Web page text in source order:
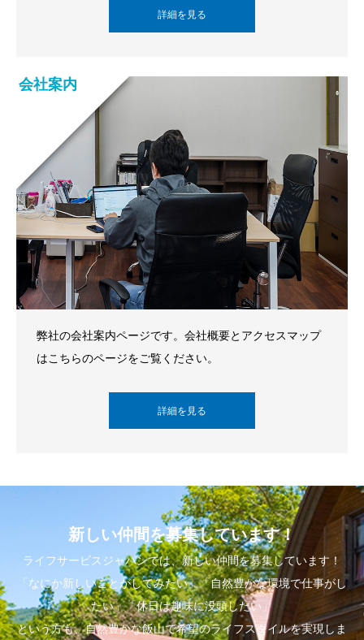
詳細を見る
会社案内
弊社の会社案内ページです。会社概要とアクセスマップ
はこちらのページをご覧ください。
詳細を見る
新しい仲間を募集しています！
ライフサービスジャパンでは、新しい仲間を募集しています！
「なにか新しいことがしてみたい」「自然豊かな環境で仕事がし
たい」「休日は趣味に没頭したい」
という方も、自然豊かな飯山で希望のライフスタイルを実現しま